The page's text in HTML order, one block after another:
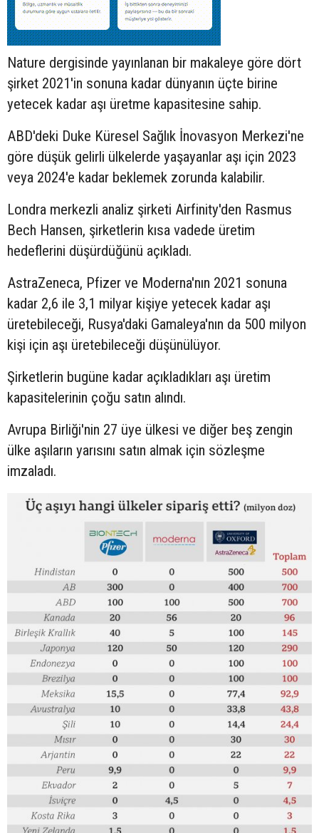
Nature dergisinde yayınlanan bir makaleye göre dört
şirket 2021'in sonuna kadar dünyanın üçte birine
yetecek kadar aşı üretme kapasitesine sahip.
ABD'deki Duke Küresel Sağlık İnovasyon Merkezi'ne
göre düşük gelirli ülkelerde yaşayanlar aşı için 2023
veya 2024'e kadar beklemek zorunda kalabilir.
Londra merkezli analiz şirketi Airfinity'den Rasmus
Bech Hansen, şirketlerin kısa vadede üretim
hedeflerini düşürdüğünü açıkladı.
AstraZeneca, Pfizer ve Moderna'nın 2021 sonuna
kadar 2,6 ile 3,1 milyar kişiye yetecek kadar aşı
üretebileceği, Rusya'daki Gamaleya'nın da 500 milyon
kişi için aşı üretebileceği düşünülüyor.
Şirketlerin bugüne kadar açıkladıkları aşı üretim
kapasitelerinin çoğu satın alındı.
Avrupa Birliği'nin 27 üye ülkesi ve diğer beş zengin
ülke aşıların yarısını satın almak için sözleşme
imzaladı.